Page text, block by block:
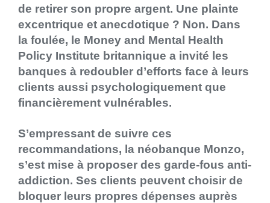
de retirer son propre argent. Une plainte
excentrique et anecdotique ? Non. Dans
la foulée, le Money and Mental Health
Policy Institute britannique a invité les
banques à redoubler d’efforts face à leurs
clients aussi psychologiquement que
financièrement vulnérables.
S’empressant de suivre ces
recommandations, la néobanque Monzo,
s’est mise à proposer des garde-fous anti-
addiction. Ses clients peuvent choisir de
bloquer leurs propres dépenses auprès